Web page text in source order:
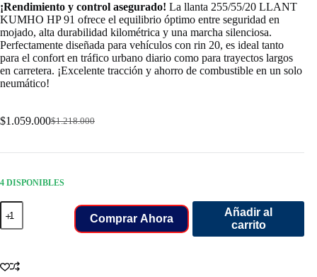
¡Rendimiento y control asegurado! La llanta 255/55/20 LLANT
KUMHO HP 91 ofrece el equilibrio óptimo entre seguridad en
mojado, alta durabilidad kilométrica y una marcha silenciosa.
Perfectamente diseñada para vehículos con rin 20, es ideal tanto
para el confort en tráfico urbano diario como para trayectos largos
en carretera. ¡Excelente tracción y ahorro de combustible en un solo
neumático!
$1.218.000
Original
was:
$1.059.000Current
is:
4 DISPONIBLES
255/55/20
LLANT
KUMHO
cantidad
Comprar Ahora
Añadir al
carrito